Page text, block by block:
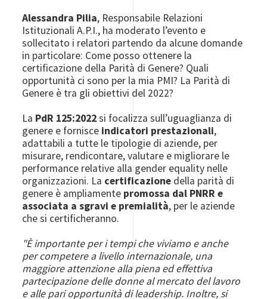
Alessandra Pilia, Responsabile Relazioni
Istituzionali A.P.I., ha moderato l’evento e
sollecitato i relatori partendo da alcune domande
in particolare: Come posso ottenere la
certificazione della Parità di Genere? Quali
opportunità ci sono per la mia PMI? La Parità di
Genere è tra gli obiettivi del 2022?
La PdR 125:2022si focalizza sull’uguaglianza di
genere e fornisce indicatori prestazionali,
adattabili a tutte le tipologie di aziende, per
misurare, rendicontare, valutare e migliorare le
performance relative alla gender equality nelle
organizzazioni. La certificazione della parità di
genere è ampliamente promossa dal PNRR e
associata a sgravi e premialità, per le aziende
che si certificheranno.
"È importante per i tempi che viviamo e anche
per competere a livello internazionale, una
maggiore attenzione alla piena ed effettiva
partecipazione delle donne al mercato del lavoro
e alle pari opportunità di leadership. Inoltre, si